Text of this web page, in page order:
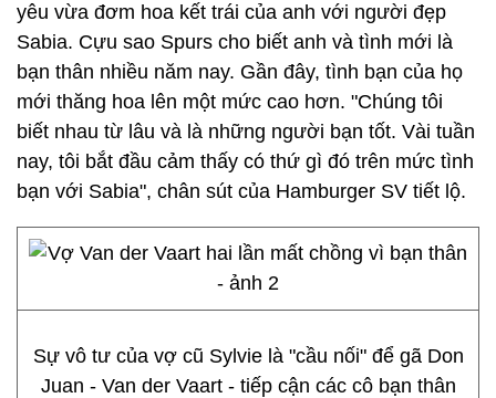
yêu vừa đơm hoa kết trái của anh với người đẹp
Sabia. Cựu sao Spurs cho biết anh và tình mới là
bạn thân nhiều năm nay. Gần đây, tình bạn của họ
mới thăng hoa lên một mức cao hơn. "Chúng tôi
biết nhau từ lâu và là những người bạn tốt. Vài tuần
nay, tôi bắt đầu cảm thấy có thứ gì đó trên mức tình
bạn với Sabia", chân sút của Hamburger SV tiết lộ.
Sự vô tư của vợ cũ Sylvie là "cầu nối" để gã Don
Juan - Van der Vaart - tiếp cận các cô bạn thân